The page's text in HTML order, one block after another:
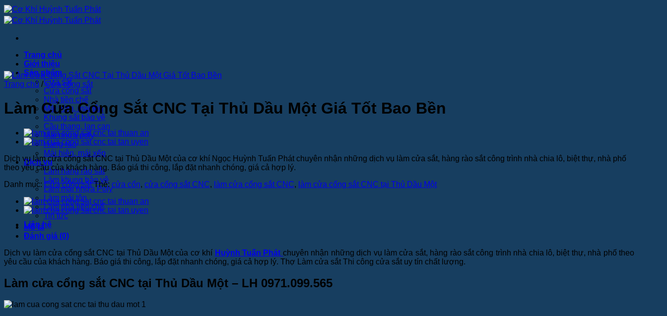
Bỏ
qua
nội
Trang chủ
Giới thiệu
Sản phẩm
Cửa sắt
Cửa cổng sắt
Nhà tiền chế
Mái vòm, mái tôn
Khung sắt bảo vệ
Cầu thang, lan can
Mái nhựa poly
Hàng rào
Mái hiên, mái xếp
Dịch vụ
Làm hàng rào sắt
Làm khung bảo vệ
Làm mái nhựa Poly
Làm mái tôn
Làm nhà tiền chế
Tin tức
Liên hệ
Trang chủ / Cửa cổng sắt
Làm Cửa Cổng Sắt CNC Tại Thủ Dầu Một Giá Tốt Bao Bền
Dịch vụ làm cửa cổng sắt CNC tại Thủ Dầu Một của cơ khí Ngọc Huỳnh Tuấn Phát chuyên nhận những dịch vụ làm cửa sắt, hàng rào sắt công trình nhà chia lô, biệt thự, nhà phố
theo yêu cầu của khách hàng. Báo giá thi công, lắp đặt nhanh chóng, giá cả hợp lý.
Danh mục:Cửa cổng sắt Thẻ: cửa cổn, cửa cổng sắt CNC, làm cửa cổng sắt CNC, làm cửa cổng sắt CNC tại Thủ Dầu Một
Mô tả
Đánh giá (0)
Dịch vụ làm cửa cổng sắt CNC tại Thủ Dầu Một của cơ khí Huỳnh Tuấn Phát chuyên nhận những dịch vụ làm cửa sắt, hàng rào sắt công trình nhà chia lô, biệt thự, nhà phố theo
yêu cầu của khách hàng. Báo giá thi công, lắp đặt nhanh chóng, giá cả hợp lý. Thợ Làm cửa sắt Thi công cửa sắt uy tín chất lượng.
Làm cửa cổng sắt CNC tại Thủ Dầu Một – LH 0971.099.565